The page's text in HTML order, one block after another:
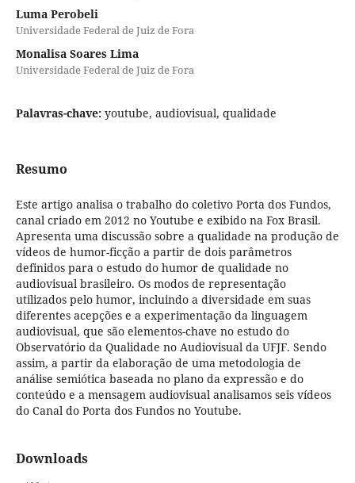
Luma Perobeli
Universidade Federal de Juiz de Fora
Monalisa Soares Lima
Universidade Federal de Juiz de Fora
Palavras-chave: youtube, audiovisual, qualidade
Resumo
Este artigo analisa o trabalho do coletivo Porta dos Fundos,
canal criado em 2012 no Youtube e exibido na Fox Brasil.
Apresenta uma discussão sobre a qualidade na produção de
vídeos de humor-ficção a partir de dois parâmetros
definidos para o estudo do humor de qualidade no
audiovisual brasileiro. Os modos de representação
utilizados pelo humor, incluindo a diversidade em suas
diferentes acepções e a experimentação da linguagem
audiovisual, que são elementos-chave no estudo do
Observatório da Qualidade no Audiovisual da UFJF. Sendo
assim, a partir da elaboração de uma metodologia de
análise semiótica baseada no plano da expressão e do
conteúdo e a mensagem audiovisual analisamos seis vídeos
do Canal do Porta dos Fundos no Youtube.
Downloads